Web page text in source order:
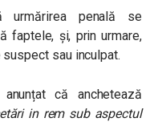
urmărirea penală se
faptele, și, prin urmare,
sau inculpat.
că anchetează
in rem sub aspectul